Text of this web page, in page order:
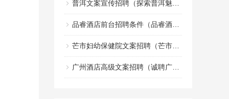
普洱文案宣传招聘（探索普洱魅力，诚邀创意宣传人才加盟）
品睿酒店前台招聘条件（品睿酒店前台岗位应聘要求）
芒市妇幼保健院文案招聘（芒市妇幼保健院诚邀创意人才加入，共创健康宣传新篇章）
广州酒店高级文案招聘（诚聘广州高端酒店文案精英）